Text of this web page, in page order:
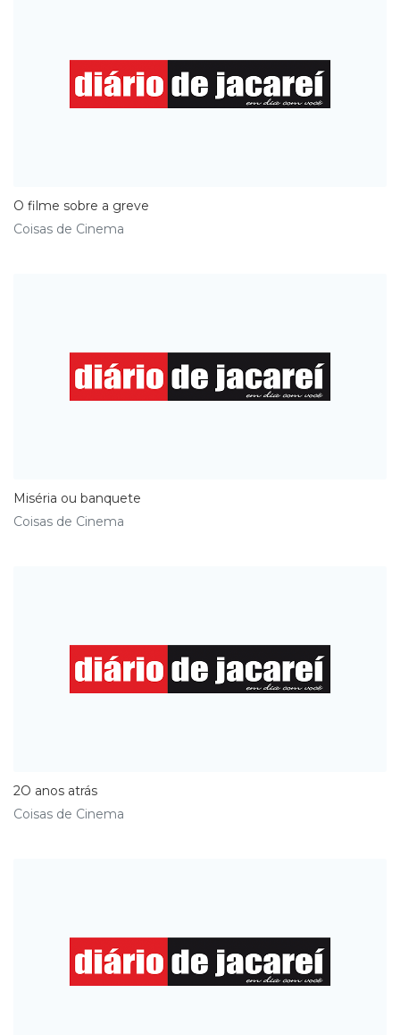
O filme sobre a greve
Coisas de Cinema
Miséria ou banquete
Coisas de Cinema
2O anos atrás
Coisas de Cinema